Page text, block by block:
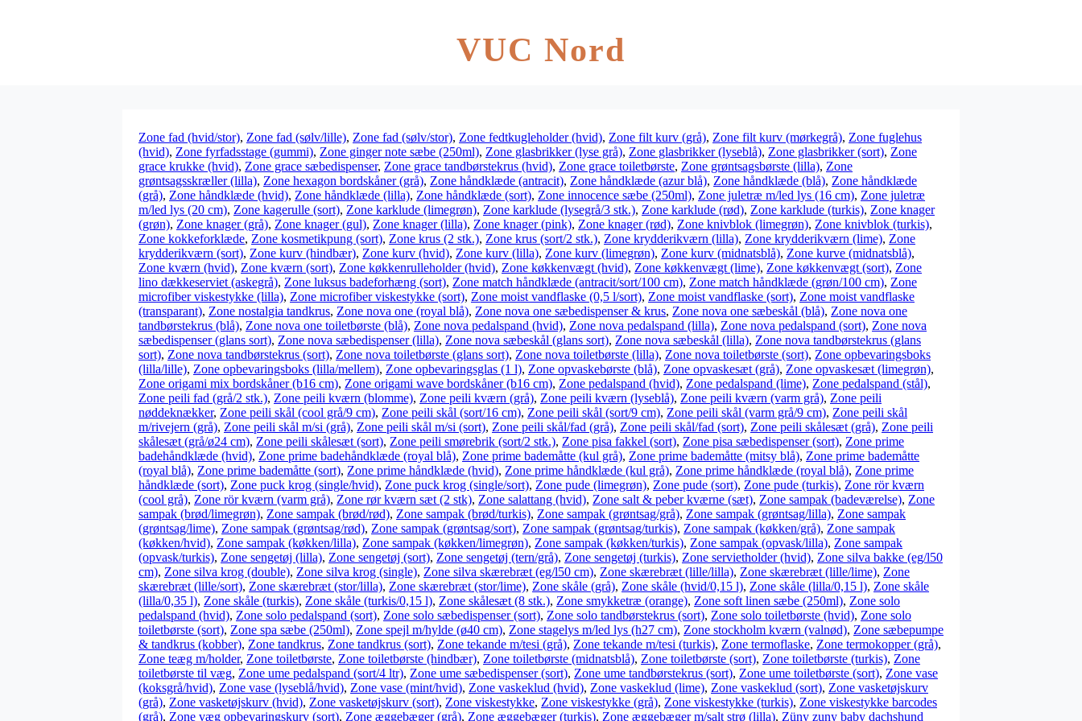
VUC Nord
Zone fad (hvid/stor), Zone fad (sølv/lille), Zone fad (sølv/stor), Zone fedtkugleholder (hvid), Zone filt kurv (grå), Zone filt kurv (mørkegrå), Zone fuglehus
(hvid), Zone fyrfadsstage (gummi), Zone ginger note sæbe (250ml), Zone glasbrikker (lyse grå), Zone glasbrikker (lyseblå), Zone glasbrikker (sort), Zone
grace krukke (hvid), Zone grace sæbedispenser, Zone grace tandbørstekrus (hvid), Zone grace toiletbørste, Zone grøntsagsbørste (lilla), Zone
grøntsagsskræller (lilla), Zone hexagon bordskåner (grå), Zone håndklæde (antracit), Zone håndklæde (azur blå), Zone håndklæde (blå), Zone håndklæde
(grå), Zone håndklæde (hvid), Zone håndklæde (lilla), Zone håndklæde (sort), Zone innocence sæbe (250ml), Zone juletræ m/led lys (16 cm), Zone juletræ
m/led lys (20 cm), Zone kagerulle (sort), Zone karklude (limegrøn), Zone karklude (lysegrå/3 stk.), Zone karklude (rød), Zone karklude (turkis), Zone knager
(grøn), Zone knager (grå), Zone knager (gul), Zone knager (lilla), Zone knager (pink), Zone knager (rød), Zone knivblok (limegrøn), Zone knivblok (turkis),
Zone kokkeforklæde, Zone kosmetikpung (sort), Zone krus (2 stk.), Zone krus (sort/2 stk.), Zone krydderikværn (lilla), Zone krydderikværn (lime), Zone
krydderikværn (sort), Zone kurv (hindbær), Zone kurv (hvid), Zone kurv (lilla), Zone kurv (limegrøn), Zone kurv (midnatsblå), Zone kurve (midnatsblå),
Zone kværn (hvid), Zone kværn (sort), Zone køkkenrulleholder (hvid), Zone køkkenvægt (hvid), Zone køkkenvægt (lime), Zone køkkenvægt (sort), Zone
lino dækkeserviet (askegrå), Zone luksus badeforhæng (sort), Zone match håndklæde (antracit/sort/100 cm), Zone match håndklæde (grøn/100 cm), Zone
microfiber viskestykke (lilla), Zone microfiber viskestykke (sort), Zone moist vandflaske (0,5 l/sort), Zone moist vandflaske (sort), Zone moist vandflaske
(transparant), Zone nostalgia tandkrus, Zone nova one (royal blå), Zone nova one sæbedispenser & krus, Zone nova one sæbeskål (blå), Zone nova one
tandbørstekrus (blå), Zone nova one toiletbørste (blå), Zone nova pedalspand (hvid), Zone nova pedalspand (lilla), Zone nova pedalspand (sort), Zone nova
sæbedispenser (glans sort), Zone nova sæbedispenser (lilla), Zone nova sæbeskål (glans sort), Zone nova sæbeskål (lilla), Zone nova tandbørstekrus (glans
sort), Zone nova tandbørstekrus (sort), Zone nova toiletbørste (glans sort), Zone nova toiletbørste (lilla), Zone nova toiletbørste (sort), Zone opbevaringsboks
(lilla/lille), Zone opbevaringsboks (lilla/mellem), Zone opbevaringsglas (1 l), Zone opvaskebørste (blå), Zone opvaskesæt (grå), Zone opvaskesæt (limegrøn),
Zone origami mix bordskåner (b16 cm), Zone origami wave bordskåner (b16 cm), Zone pedalspand (hvid), Zone pedalspand (lime), Zone pedalspand (stål),
Zone peili fad (grå/2 stk.), Zone peili kværn (blomme), Zone peili kværn (grå), Zone peili kværn (lyseblå), Zone peili kværn (varm grå), Zone peili
nøddeknækker, Zone peili skål (cool grå/9 cm), Zone peili skål (sort/16 cm), Zone peili skål (sort/9 cm), Zone peili skål (varm grå/9 cm), Zone peili skål
m/rivejern (grå), Zone peili skål m/si (grå), Zone peili skål m/si (sort), Zone peili skål/fad (grå), Zone peili skål/fad (sort), Zone peili skålesæt (grå), Zone peili
skålesæt (grå/ø24 cm), Zone peili skålesæt (sort), Zone peili smørebrik (sort/2 stk.), Zone pisa fakkel (sort), Zone pisa sæbedispenser (sort), Zone prime
badehåndklæde (hvid), Zone prime badehåndklæde (royal blå), Zone prime bademåtte (kul grå), Zone prime bademåtte (mitsy blå), Zone prime bademåtte
(royal blå), Zone prime bademåtte (sort), Zone prime håndklæde (hvid), Zone prime håndklæde (kul grå), Zone prime håndklæde (royal blå), Zone prime
håndklæde (sort), Zone puck krog (single/hvid), Zone puck krog (single/sort), Zone pude (limegrøn), Zone pude (sort), Zone pude (turkis), Zone rör kværn
(cool grå), Zone rör kværn (varm grå), Zone rør kværn sæt (2 stk), Zone salattang (hvid), Zone salt & peber kværne (sæt), Zone sampak (badeværelse), Zone
sampak (brød/limegrøn), Zone sampak (brød/rød), Zone sampak (brød/turkis), Zone sampak (grøntsag/grå), Zone sampak (grøntsag/lilla), Zone sampak
(grøntsag/lime), Zone sampak (grøntsag/rød), Zone sampak (grøntsag/sort), Zone sampak (grøntsag/turkis), Zone sampak (køkken/grå), Zone sampak
(køkken/hvid), Zone sampak (køkken/lilla), Zone sampak (køkken/limegrøn), Zone sampak (køkken/turkis), Zone sampak (opvask/lilla), Zone sampak
(opvask/turkis), Zone sengetøj (lilla), Zone sengetøj (sort), Zone sengetøj (tern/grå), Zone sengetøj (turkis), Zone servietholder (hvid), Zone silva bakke (eg/l50
cm), Zone silva krog (double), Zone silva krog (single), Zone silva skærebræt (eg/l50 cm), Zone skærebræt (lille/lilla), Zone skærebræt (lille/lime), Zone
skærebræt (lille/sort), Zone skærebræt (stor/lilla), Zone skærebræt (stor/lime), Zone skåle (grå), Zone skåle (hvid/0,15 l), Zone skåle (lilla/0,15 l), Zone skåle
(lilla/0,35 l), Zone skåle (turkis), Zone skåle (turkis/0,15 l), Zone skålesæt (8 stk.), Zone smykketræ (orange), Zone soft linen sæbe (250ml), Zone solo
pedalspand (hvid), Zone solo pedalspand (sort), Zone solo sæbedispenser (sort), Zone solo tandbørstekrus (sort), Zone solo toiletbørste (hvid), Zone solo
toiletbørste (sort), Zone spa sæbe (250ml), Zone spejl m/hylde (ø40 cm), Zone stagelys m/led lys (h27 cm), Zone stockholm kværn (valnød), Zone sæbepumpe
& tandkrus (kobber), Zone tandkrus, Zone tandkrus (sort), Zone tekande m/tesi (grå), Zone tekande m/tesi (turkis), Zone termoflaske, Zone termokopper (grå),
Zone teæg m/holder, Zone toiletbørste, Zone toiletbørste (hindbær), Zone toiletbørste (midnatsblå), Zone toiletbørste (sort), Zone toiletbørste (turkis), Zone
toiletbørste til væg, Zone ume pedalspand (sort/4 ltr), Zone ume sæbedispenser (sort), Zone ume tandbørstekrus (sort), Zone ume toiletbørste (sort), Zone vase
(koksgrå/hvid), Zone vase (lyseblå/hvid), Zone vase (mint/hvid), Zone vaskeklud (hvid), Zone vaskeklud (lime), Zone vaskeklud (sort), Zone vasketøjskurv
(grå), Zone vasketøjskurv (hvid), Zone vasketøjskurv (sort), Zone viskestykke, Zone viskestykke (grå), Zone viskestykke (turkis), Zone viskestykke barcodes
(grå), Zone væg opbevaringskurv (sort), Zone æggebæger (grå), Zone æggebæger (turkis), Zone æggebæger m/salt strø (lilla), Züny zuny baby dachshund